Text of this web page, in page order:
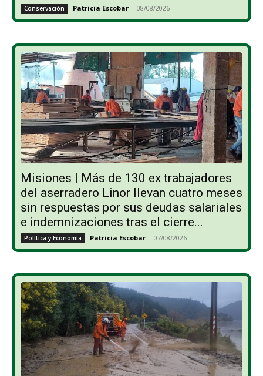
Conservación Patricia Escobar - 08/08/2026
Misiones | Más de 130 ex trabajadores
del aserradero Linor llevan cuatro meses
sin respuestas por sus deudas salariales
e indemnizaciones tras el cierre...
Política y Economía Patricia Escobar - 07/08/2026